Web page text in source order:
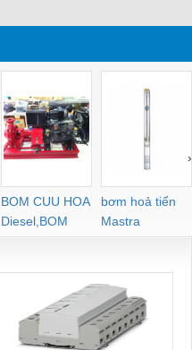
BOM CUU HOA
Diesel,BOM
CHUA CHAY
bơm hoả tiển
Mastra
›